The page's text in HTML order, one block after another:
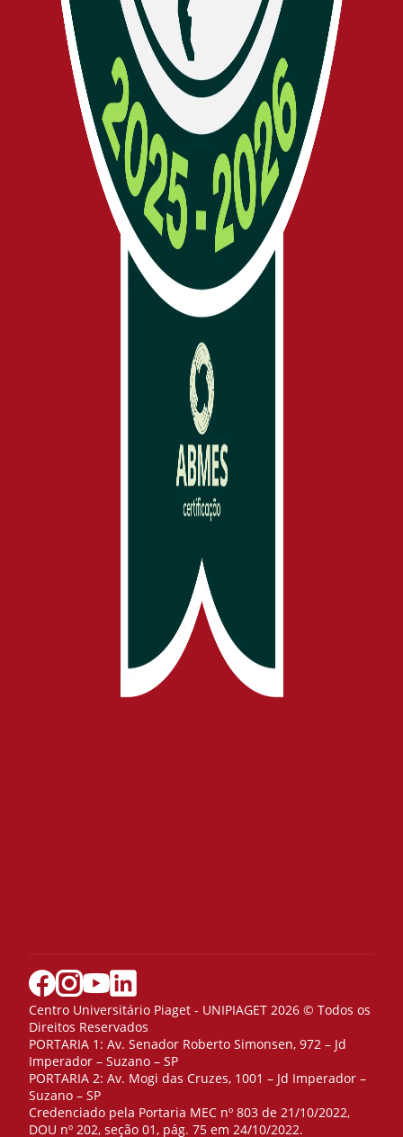
Centro Universitário Piaget - UNIPIAGET 2026 © Todos os
Direitos Reservados
PORTARIA 1: Av. Senador Roberto Simonsen, 972 – Jd
Imperador – Suzano – SP
PORTARIA 2: Av. Mogi das Cruzes, 1001 – Jd Imperador –
Suzano – SP
Credenciado pela Portaria MEC nº 803 de 21/10/2022,
DOU nº 202, seção 01, pág. 75 em 24/10/2022.